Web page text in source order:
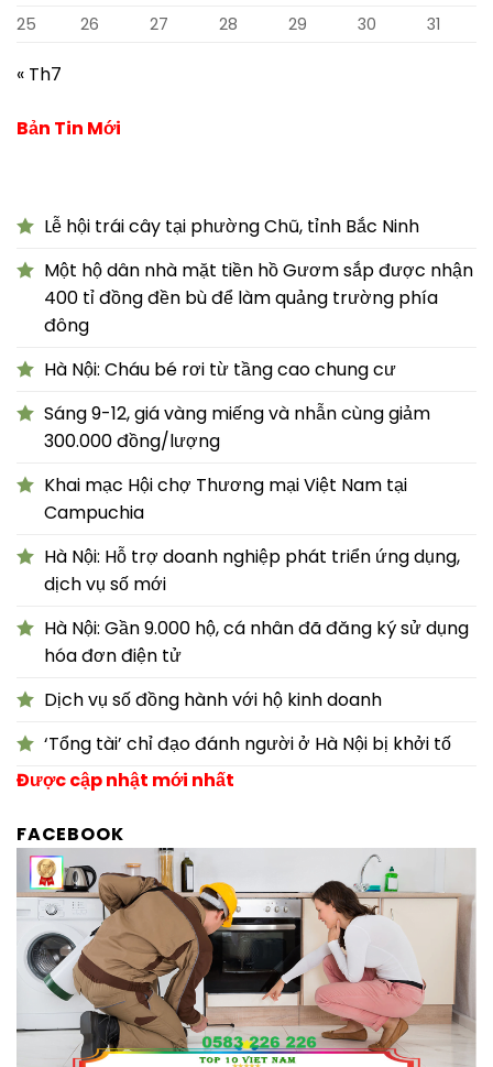
25
26 27 28 29 30 31
« Th7
Bản Tin Mới
Lễ hội trái cây tại phường Chũ, tỉnh Bắc Ninh
Một hộ dân nhà mặt tiền hồ Gươm sắp được nhận
400 tỉ đồng đền bù để làm quảng trường phía
đông
Hà Nội: Cháu bé rơi từ tầng cao chung cư
Sáng 9-12, giá vàng miếng và nhẫn cùng giảm
300.000 đồng/lượng
Khai mạc Hội chợ Thương mại Việt Nam tại
Campuchia
Hà Nội: Hỗ trợ doanh nghiệp phát triển ứng dụng,
dịch vụ số mới
Hà Nội: Gần 9.000 hộ, cá nhân đã đăng ký sử dụng
hóa đơn điện tử
Dịch vụ số đồng hành với hộ kinh doanh
‘Tổng tài’ chỉ đạo đánh người ở Hà Nội bị khởi tố
Được cập nhật mới nhất
FACEBOOK